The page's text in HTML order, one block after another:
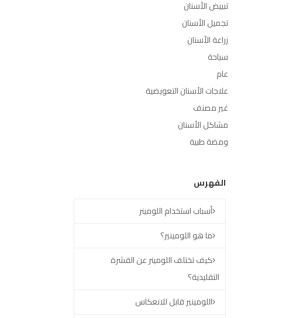
تبييض الأسنان
تجميل الأسنان
زراعة الأسنان
سياحة
عام
علاجات الأسنان التعويضية
غير مصنف
مشاكل الأسنان
ومضة طبية
الفهرس
أسباب استخدام اللومينر
ما هو اللومينير؟
كيف تختلف اللومينر عن القشرة
التقليدية؟
اللومينير قابل للانعكاس